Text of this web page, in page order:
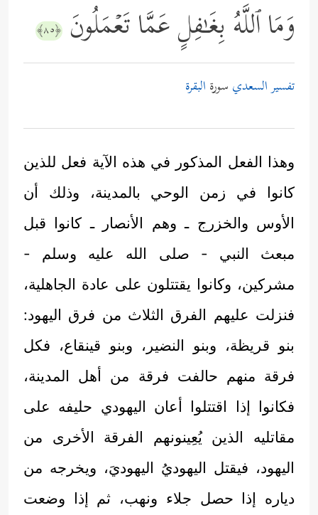
وَمَا ٱللَّهُ بِغَـٰفِلٍ عَمَّا تَعۡمَلُونَ ﴿٨٥﴾
تفسير السعدي سورة البقرة
وهذا الفعل المذكور في هذه الآية فعل للذين
كانوا في زمن الوحي بالمدينة، وذلك أن
الأوس والخزرج ـ وهم الأنصار ـ كانوا قبل
مبعث النبي - صلى الله عليه وسلم -
مشركين، وكانوا يقتتلون على عادة الجاهلية،
فنزلت عليهم الفرق الثلاث من فرق اليهود:
بنو قريظة، وبنو النضير، وبنو قينقاع، فكل
فرقة منهم حالفت فرقة من أهل المدينة،
فكانوا إذا اقتتلوا أعان اليهودي حليفه على
مقاتليه الذين يُعِينونهم الفرقة الأخرى من
اليهود، فيقتل اليهوديُ اليهوديَ، ويخرجه من
دياره إذا حصل جلاء ونهب، ثم إذا وضعت